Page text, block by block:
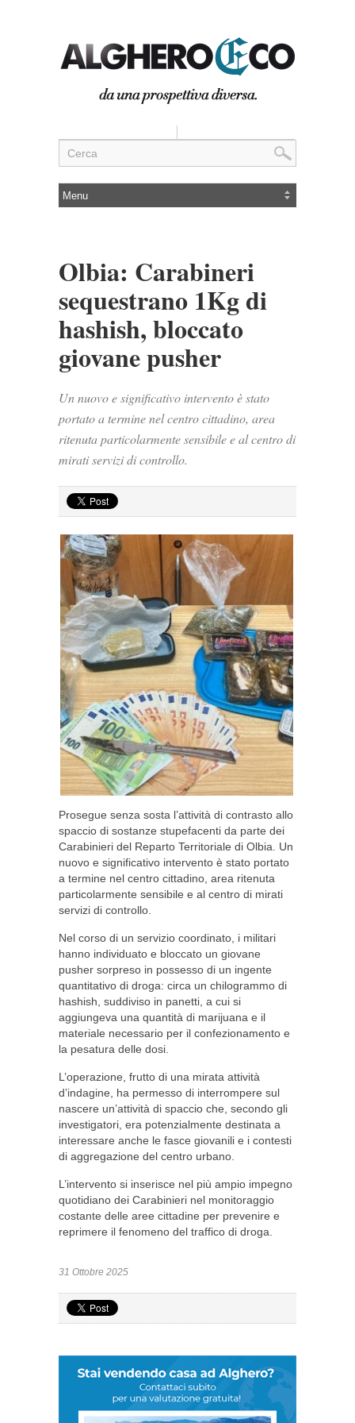
Olbia: Carabineri
sequestrano 1Kg di
hashish, bloccato
giovane pusher
Un nuovo e significativo intervento è stato
portato a termine nel centro cittadino, area
ritenuta particolarmente sensibile e al centro di
mirati servizi di controllo.
Prosegue senza sosta l’attività di contrasto allo
spaccio di sostanze stupefacenti da parte dei
Carabinieri del Reparto Territoriale di Olbia. Un
nuovo e significativo intervento è stato portato
a termine nel centro cittadino, area ritenuta
particolarmente sensibile e al centro di mirati
servizi di controllo.
Nel corso di un servizio coordinato, i militari
hanno individuato e bloccato un giovane
pusher sorpreso in possesso di un ingente
quantitativo di droga: circa un chilogrammo di
hashish, suddiviso in panetti, a cui si
aggiungeva una quantità di marijuana e il
materiale necessario per il confezionamento e
la pesatura delle dosi.
L’operazione, frutto di una mirata attività
d’indagine, ha permesso di interrompere sul
nascere un’attività di spaccio che, secondo gli
investigatori, era potenzialmente destinata a
interessare anche le fasce giovanili e i contesti
di aggregazione del centro urbano.
L’intervento si inserisce nel più ampio impegno
quotidiano dei Carabinieri nel monitoraggio
costante delle aree cittadine per prevenire e
reprimere il fenomeno del traffico di droga.
31 Ottobre 2025